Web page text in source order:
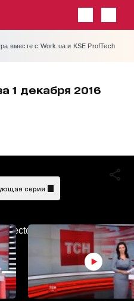
вместе с Work.ua и KSE ProfTech
1 декабря 2016
серия